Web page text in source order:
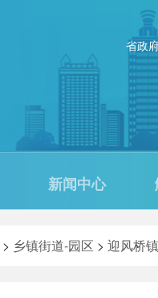
省政
新闻中心
> 乡镇街道-园区 > 迎风桥镇